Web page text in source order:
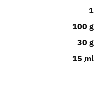
1
100 g
30 g
15 ml